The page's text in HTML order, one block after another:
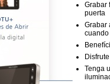
Grabar
puerta
Grabar
cuando
Tenga